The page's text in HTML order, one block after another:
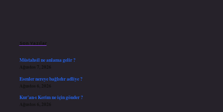
Son Yazılar
Müstahsil ne anlama gelir ?
Ağustos 7, 2026
Esenler nereye bağlıdır adliye ?
Ağustos 6, 2026
Kur’an-ı Kerim ne için gönder ?
Ağustos 6, 2026